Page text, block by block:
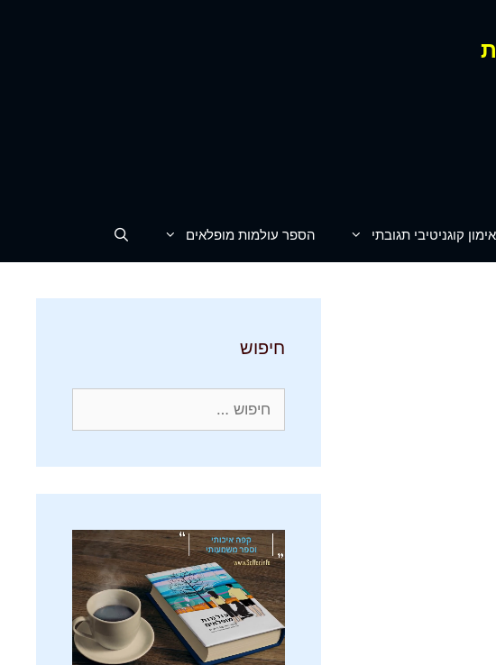
אימון קוגניטיבי תגובתי הספר עולמות מופלאים
חיפוש